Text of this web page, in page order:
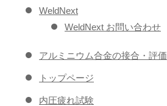
WeldNext
WeldNext お問い合わせ
アルミニウム合金の接合・評価
トップページ
内圧疲れ試験